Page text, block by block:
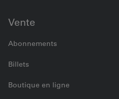
Vente
Abonnements
Billets
Boutique en ligne